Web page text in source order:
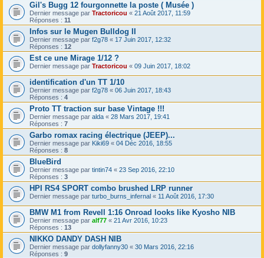
Gil's Bugg 12 fourgonnette la poste ( Musée )
Dernier message par Tractoricou « 21 Août 2017, 11:59
Réponses : 11
Infos sur le Mugen Bulldog II
Dernier message par f2g78 « 17 Juin 2017, 12:32
Réponses : 12
Est ce une Mirage 1/12 ?
Dernier message par Tractoricou « 09 Juin 2017, 18:02
identification d'un TT 1/10
Dernier message par f2g78 « 06 Juin 2017, 18:43
Réponses : 4
Proto TT traction sur base Vintage !!!
Dernier message par alda « 28 Mars 2017, 19:41
Réponses : 7
Garbo romax racing électrique (JEEP)...
Dernier message par Kiki69 « 04 Déc 2016, 18:55
Réponses : 8
BlueBird
Dernier message par tintin74 « 23 Sep 2016, 22:10
Réponses : 3
HPI RS4 SPORT combo brushed LRP runner
Dernier message par turbo_burns_infernal « 11 Août 2016, 17:30
BMW M1 from Revell 1:16 Onroad looks like Kyosho NIB
Dernier message par alf77 « 21 Avr 2016, 10:23
Réponses : 13
NIKKO DANDY DASH NIB
Dernier message par dollyfanny30 « 30 Mars 2016, 22:16
Réponses : 9